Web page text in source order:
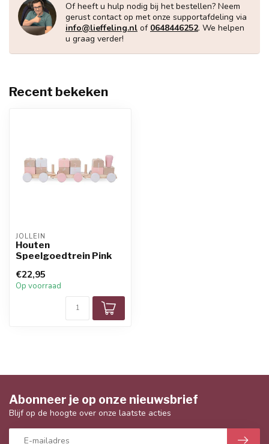
Of heeft u hulp nodig bij het bestellen? Neem
gerust contact op met onze supportafdeling via
info@lieffeling.nl of 0648446252. We helpen
u graag verder!
Recent bekeken
JOLLEIN
Houten
Speelgoedtrein Pink
€22,95
Op voorraad
Abonneer je op onze nieuwsbrief
Blijf op de hoogte over onze laatste acties